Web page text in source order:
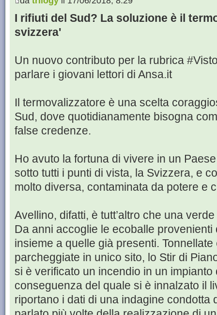
I rifiuti del Sud? La soluzione è il
svizzera'
Un nuovo contributo per la rubrica
parlare i giovani lettori di Ansa.it
Il termovalizzatore è una scelta
Sud, dove quotidianamente bisogna
false credenze.
Ho avuto la fortuna di vivere in un
sotto tutti i punti di vista, la Svizzera, e
molto diversa, contaminata da potere e
Avellino, difatti, è tutt’altro che una
Da anni accoglie le ecoballe
insieme a quelle già presenti.
parcheggiate in unico sito, lo Stir di
si è verificato un incendio in un
conseguenza del quale si è innalzato il
riportano i dati di una indagine condotta